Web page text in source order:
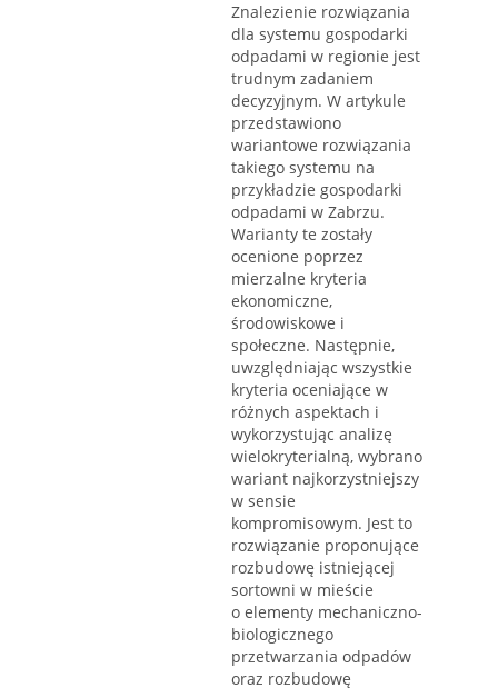
Znalezienie rozwiązania
dla systemu gospodarki
odpadami w regionie jest
trudnym zadaniem
decyzyjnym. W artykule
przedstawiono
wariantowe rozwiązania
takiego systemu na
przykładzie gospodarki
odpadami w Zabrzu.
Warianty te zostały
ocenione poprzez
mierzalne kryteria
ekonomiczne,
środowiskowe i
społeczne. Następnie,
uwzględniając wszystkie
kryteria oceniające w
różnych aspektach i
wykorzystując analizę
wielokryterialną, wybrano
wariant najkorzystniejszy
w sensie
kompromisowym. Jest to
rozwiązanie proponujące
rozbudowę istniejącej
sortowni w mieście
o elementy mechaniczno-
biologicznego
przetwarzania odpadów
oraz rozbudowę